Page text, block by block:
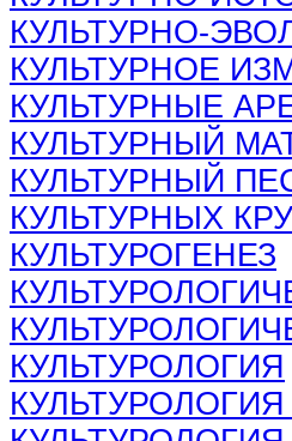
КУЛЬТУРНО-
КУЛЬТУРНОЕ
КУЛЬТУРНЫЕ
КУЛЬТУРНЫЙ
КУЛЬТУРНЫЙ
КУЛЬТУРНЫХ
КУЛЬТУРОГЕНЕЗ
КУЛЬТУРОЛОГИЯ